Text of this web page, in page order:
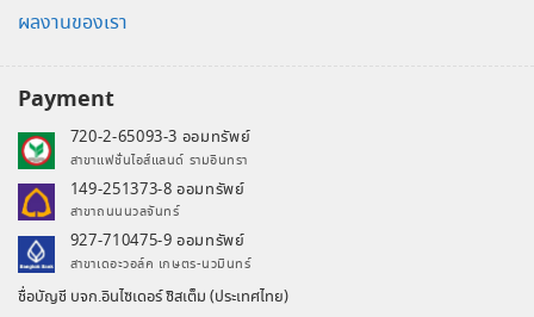
ผลงานของเรา
Payment
720-2-65093-3 ออมทรัพย์
สาขาแฟชั่นไอส์แลนด์ รามอินทรา
149-251373-8 ออมทรัพย์
สาขาถนนนวลจันทร์
927-710475-9 ออมทรัพย์
สาขาเดอะวอล์ค เกษตร-นวมินทร์
ชื่อบัญชี บจก.อินไซเดอร์ ซิสเต็ม (ประเทศไทย)